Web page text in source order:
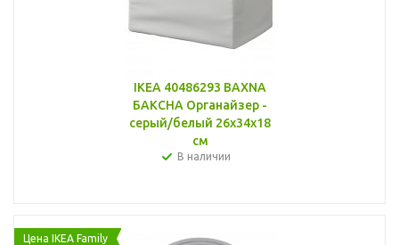
IKEA 40486293 BAXNA
БАКСНА Органайзер -
серый/белый 26x34x18
см
В наличии
Цена IKEA Family